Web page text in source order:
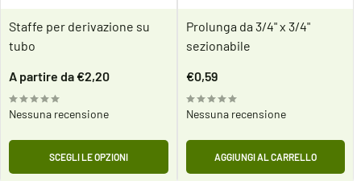
Staffe per derivazione su
tubo
Prezzo
scontato
A partire da €2,20
Nessuna recensione
SCEGLI LE OPZIONI
Prolunga da 3/4" x 3/4"
sezionabile
Prezzo
€0,59
Nessuna recensione
AGGIUNGI AL CARRELLO